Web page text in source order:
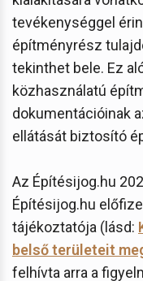
tevékenységgel
építményrész
tekinthet bele. Ez
közhasználatú
dokumentációinak
ellátását biztosító
Az Építésijog.hu
Építésijog.hu
tájékoztatója (lásd:
belső területeit
felhívta arra a